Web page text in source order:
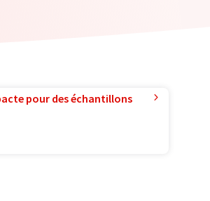
pour des échantillons